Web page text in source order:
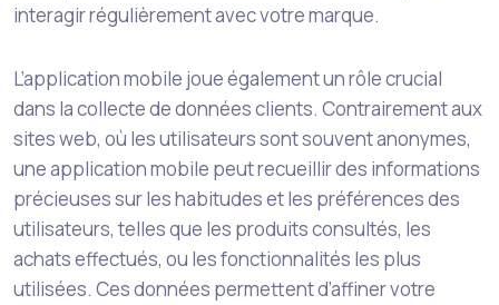
interagir régulièrement avec votre marque.
L’application mobile joue également un rôle crucial
dans la collecte de données clients. Contrairement aux
sites web, où les utilisateurs sont souvent anonymes,
une application mobile peut recueillir des informations
précieuses sur les habitudes et les préférences des
utilisateurs, telles que les produits consultés, les
achats effectués, ou les fonctionnalités les plus
utilisées. Ces données permettent d’affiner votre